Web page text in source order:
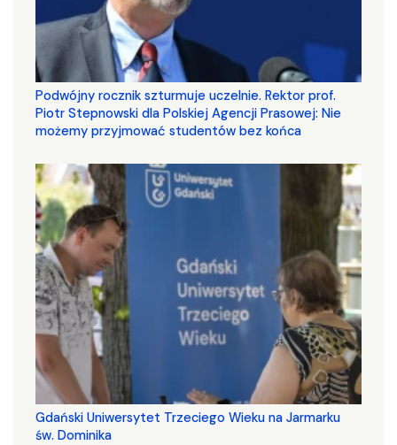
Podwójny rocznik szturmuje uczelnie. Rektor prof.
Piotr Stepnowski dla Polskiej Agencji Prasowej: Nie
możemy przyjmować studentów bez końca
Gdański Uniwersytet Trzeciego Wieku na Jarmarku
św. Dominika